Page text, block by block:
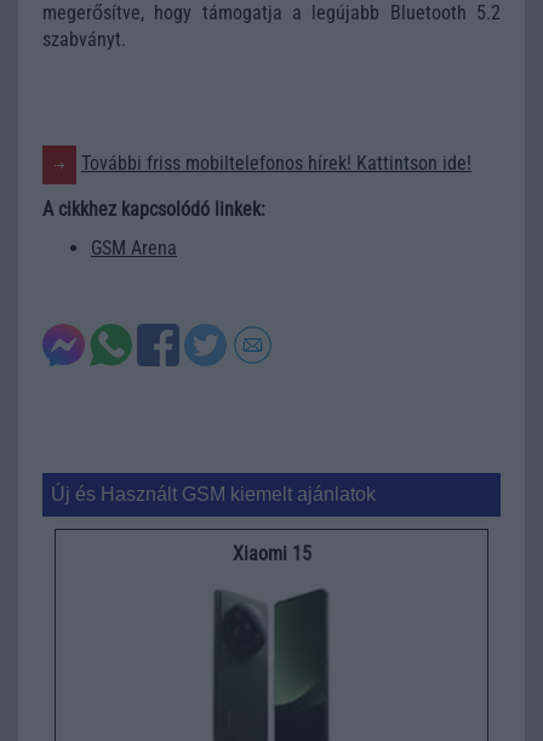
megerősítve, hogy támogatja a legújabb Bluetooth 5.2
szabványt.
További friss mobiltelefonos hírek! Kattintson ide!
A cikkhez kapcsolódó linkek:
GSM Arena
Új és Használt GSM kiemelt ajánlatok
Xiaomi 15